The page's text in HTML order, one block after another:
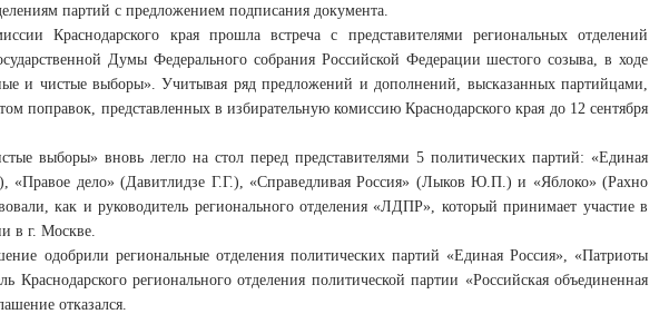
партий с предложением подписания документа.
Краснодарского края прошла встреча с представителями региональных отделений
Думы Федерального собрания Российской Федерации шестого созыва, в ходе
и чистые выборы». Учитывая ряд предложений и дополнений, высказанных партийцами,
поправок, представленных в избирательную комиссию Краснодарского края до 12 сентября
выборы» вновь легло на стол перед представителями 5 политических партий: «Единая
дело» (Давитлидзе Г.Г.), «Справедливая Россия» (Лыков Ю.П.) и «Яблоко» (Рахно
как и руководитель регионального отделения «ЛДПР», который принимает участие в
в г. Москве.
одобрили региональные отделения политических партий «Единая Россия», «Патриоты
Краснодарского регионального отделения политической партии «Российская объединенная
отказался.